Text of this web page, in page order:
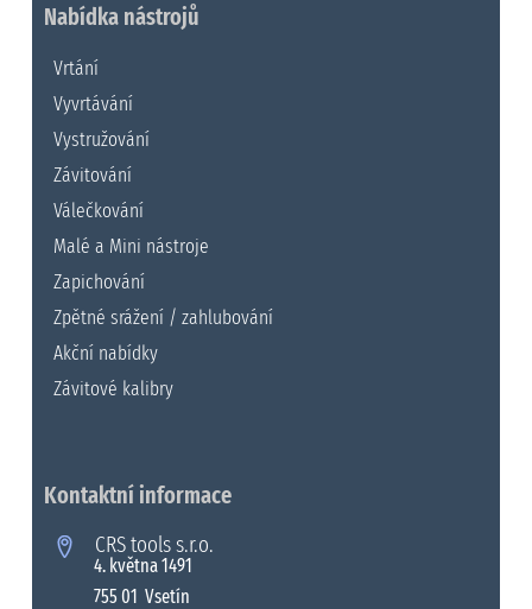
Nabídka nástrojů
Vrtání
Vyvrtávání
Vystružování
Závitování
Válečkování
Malé a Mini nástroje
Zapichování
Zpětné srážení / zahlubování
Akční nabídky
Závitové kalibry
Kontaktní informace
CRS tools s.r.o.
4. května 1491
755 01 Vsetín